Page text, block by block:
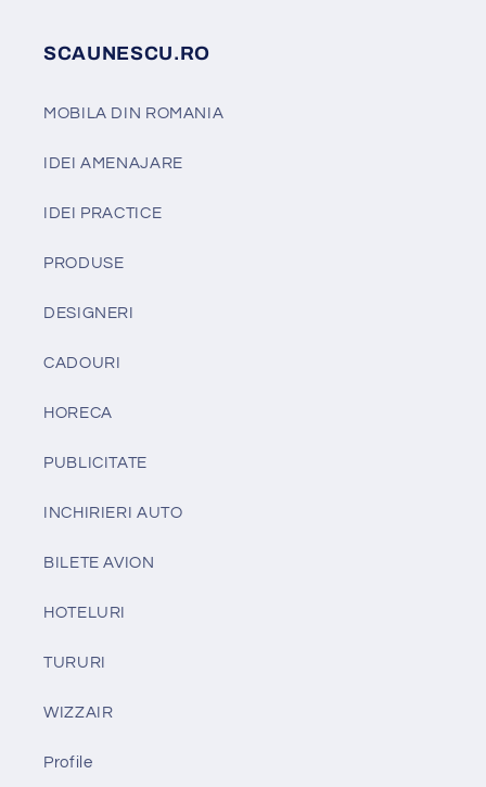
SCAUNESCU.RO
MOBILA DIN ROMANIA
IDEI AMENAJARE
IDEI PRACTICE
PRODUSE
DESIGNERI
CADOURI
HORECA
PUBLICITATE
INCHIRIERI AUTO
BILETE AVION
HOTELURI
TURURI
WIZZAIR
Profile